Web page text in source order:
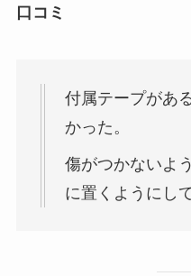
口コミ
付属テープがあ
かった。
傷がつかないよ
に置くようにし